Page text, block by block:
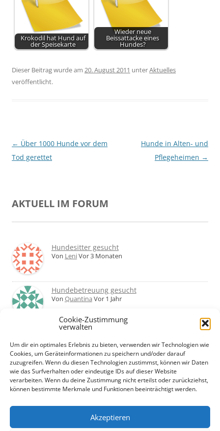
Cookie-Zustimmung
verwalten
Um dir ein optimales Erlebnis zu bieten, verwenden wir Technologien wie
Cookies, um Geräteinformationen zu speichern und/oder darauf
zuzugreifen. Wenn du diesen Technologien zustimmst, können wir Daten
wie das Surfverhalten oder eindeutige IDs auf dieser Website
verarbeiten. Wenn du deine Zustimmung nicht erteilst oder zurückziehst,
können bestimmte Merkmale und Funktionen beeinträchtigt werden.
Akzeptieren
Krokodil hat Hund auf
der Speisekarte
Wieder neue
Beissattacke eines
Hundes?
Dieser Beitrag wurde am 20. August 2011 unterAktuelles
veröffentlicht.
Beitragsnavigation
← Über 1000 Hunde vor dem
Tod gerettet
Hunde in Alten- und
Pflegeheimen →
AKTUELL IM FORUM
Hundesitter gesucht
Von LeniVor 3 Monaten
Hundebetreuung gesucht
Von Quantina Vor 1 Jahr
Was haltet ihr von Hundetagesstätten?
Erfahrungen?
VonMartin Vor 2 Jahren
Urlaub mit Hund... Tipps für hundefreundliche
Unterkünfte?
VonBeateVor 2 Jahren